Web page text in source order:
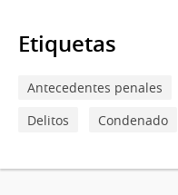
Etiquetas
Antecedentes penales
Delitos
Condenado